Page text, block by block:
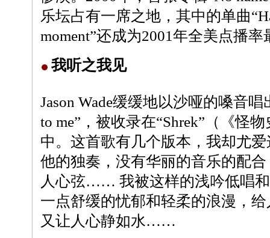
乐坛占有一席之地，其中的单曲
moment”还成为2001年全美点播
我听之我见
Jason Wade缓缓地以沙哑的嗓音唱
to me”，被收录在“Shrek”（《怪
中。这首歌有几个版本，我却尤
他的独奏，没有华丽的音乐的配
人心弦…… 我被这样的浅吟低唱
一点舒缓的忧郁和轻柔的浪漫，
又让人心静如水……